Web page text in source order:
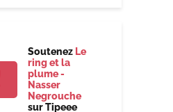
Soutenez Le
ring et la
plume -
Nasser
Negrouche
sur Tipeee